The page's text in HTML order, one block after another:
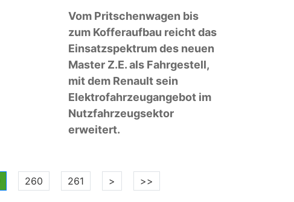
Vom Pritschenwagen bis
zum Kofferaufbau reicht das
Einsatzspektrum des neuen
Master Z.E. als Fahrgestell,
mit dem Renault sein
Elektrofahrzeugangebot im
Nutzfahrzeugsektor
erweitert.
260 261 > >>